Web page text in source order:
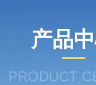
产品
PRODUCT